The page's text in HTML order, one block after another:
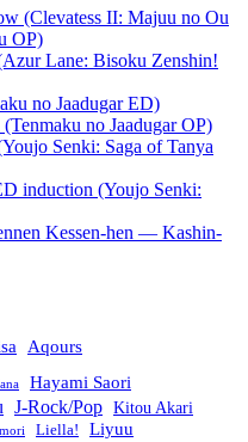
(Clevatess II: Majuu no Ou
OP)
Lane: Bisoku Zenshin!
no Jaadugar ED)
no Jaadugar OP)
Senki: Saga of Tanya
induction (Youjo Senki:
Kessen-hen — Kashin-
Aqours
Hayami Saori
J-Rock/Pop Kitou Akari
Liella! Liyuu